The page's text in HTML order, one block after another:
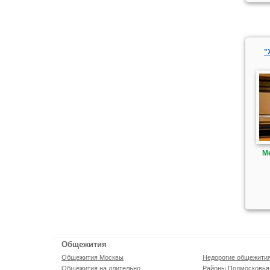
Общежития
Общежития Москвы
Общежития на длительно
Недорогие
Районы Подмосковья